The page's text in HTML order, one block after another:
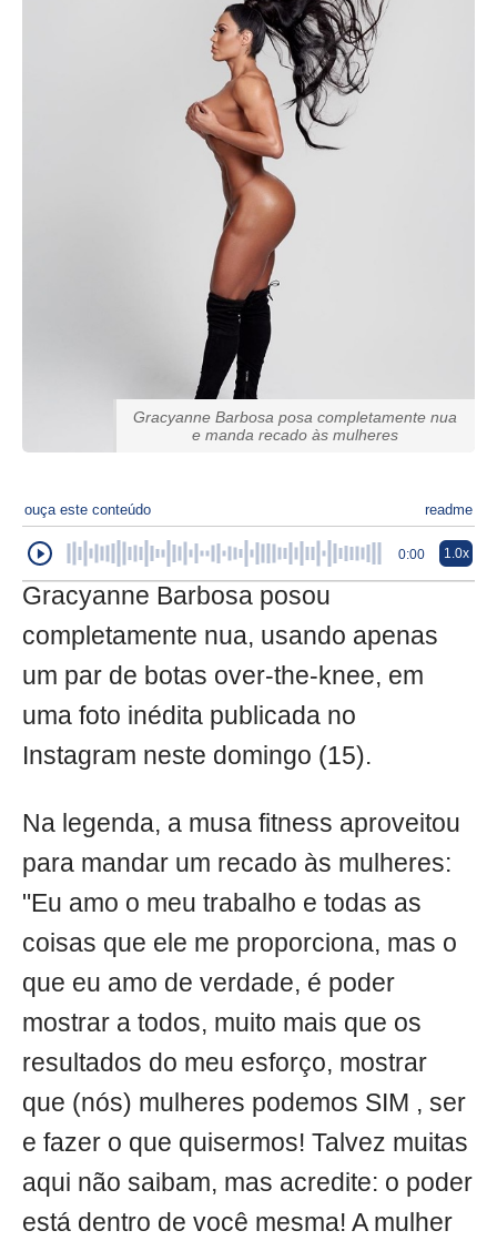
Gracyanne Barbosa posa completamente nua
e manda recado às mulheres
ouça este conteúdo readme
0:00 1.0x
Gracyanne Barbosa posou
completamente nua, usando apenas
um par de botas over-the-knee, em
uma foto inédita publicada no
Instagram neste domingo (15).
Na legenda, a musa fitness aproveitou
para mandar um recado às mulheres:
"Eu amo o meu trabalho e todas as
coisas que ele me proporciona, mas o
que eu amo de verdade, é poder
mostrar a todos, muito mais que os
resultados do meu esforço, mostrar
que (nós) mulheres podemos SIM , ser
e fazer o que quisermos! Talvez muitas
aqui não saibam, mas acredite: o poder
está dentro de você mesma! A mulher